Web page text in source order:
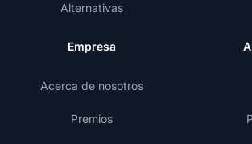
Alternativas
Empresa
Acerca de nosotros
Premios